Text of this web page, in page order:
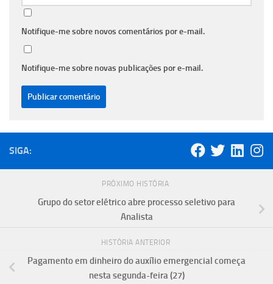
Notifique-me sobre novos comentários por e-mail.
Notifique-me sobre novas publicações por e-mail.
SIGA:
PRÓXIMO HISTÓRIA
Grupo do setor elétrico abre processo seletivo para
Analista
HISTÓRIA ANTERIOR
Pagamento em dinheiro do auxílio emergencial começa
nesta segunda-feira (27)